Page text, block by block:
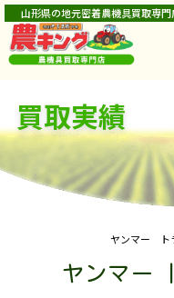
山形県の地元密着農機具買取専門
買取実績
ヤンマー ト
ヤンマー |